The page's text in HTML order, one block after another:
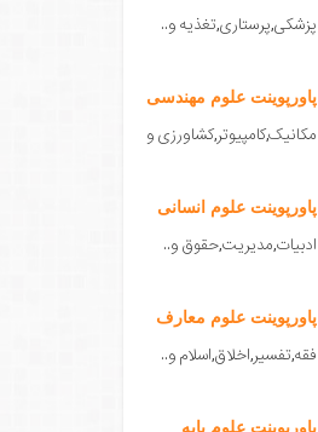
پزشکی,پرستاری,تغذیه و..
پاورپوینت علوم مهندسی
مکانیک,کامپیوتر,کشاورزی و
پاورپوینت علوم انسانی
ادبیات,مدیریت,حقوق و..
پاورپوینت علوم معارف
فقه,تفسیر,اخلاق,اسلام و..
پاورپوینت علوم پایه